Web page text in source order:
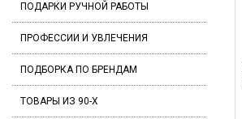
ПОДАРКИ РУЧНОЙ РАБОТЫ
ПРОФЕССИИ И УВЛЕЧЕНИЯ
ПОДБОРКА ПО БРЕНДАМ
ТОВАРЫ ИЗ 90-Х